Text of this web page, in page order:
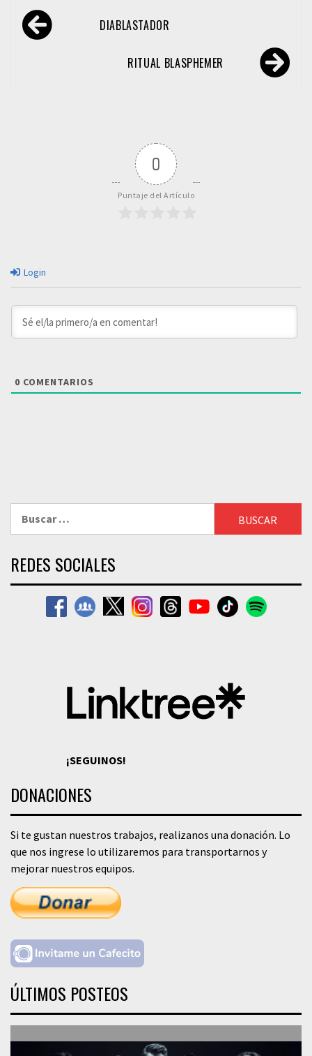
Navegación
de DIABLASTADOR
RITUAL BLASPHEMER
0
Puntaje del Artículo
Login
0 COMENTARIOS
REDES SOCIALES
¡SEGUINOS!
DONACIONES
Si te gustan nuestros trabajos, realizanos una donación. Lo
que nos ingrese lo utilizaremos para transportarnos y
mejorar nuestros equipos.
ÚLTIMOS POSTEOS